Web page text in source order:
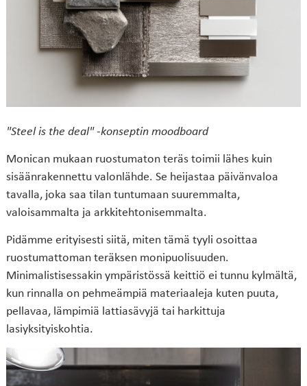
"Steel is the deal" -konseptin moodboard
Monican mukaan ruostumaton teräs toimii lähes kuin
sisäänrakennettu valonlähde. Se heijastaa päivänvaloa
tavalla, joka saa tilan tuntumaan suuremmalta,
valoisammalta ja arkkitehtonisemmalta.
Pidämme erityisesti siitä, miten tämä tyyli osoittaa
ruostumattoman teräksen monipuolisuuden.
Minimalistisessakin ympäristössä keittiö ei tunnu kylmältä,
kun rinnalla on pehmeämpiä materiaaleja kuten puuta,
pellavaa, lämpimiä lattiasävyjä tai harkittuja
lasiyksityiskohtia.